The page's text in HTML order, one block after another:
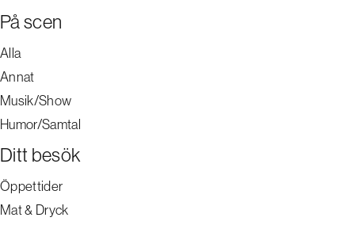
På scen
Alla
Annat
Musik/Show
Humor/Samtal
Ditt besök
Öppettider
Mat & Dryck